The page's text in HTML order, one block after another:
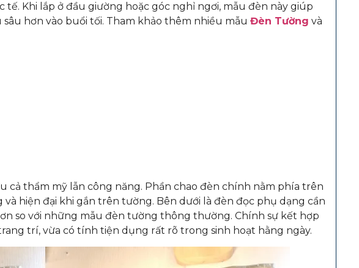
Khi lắp ở đầu giường hoặc góc nghỉ ngơi, mẫu đèn này giúp
hơn vào buổi tối. Tham khảo thêm nhiều mẫu Đèn Tường và
cả thẩm mỹ lẫn công năng. Phần chao đèn chính nằm phía trên
hiện đại khi gắn trên tường. Bên dưới là đèn đọc phụ dạng cần
so với những mẫu đèn tường thông thường. Chính sự kết hợp
trí, vừa có tính tiện dụng rất rõ trong sinh hoạt hằng ngày.